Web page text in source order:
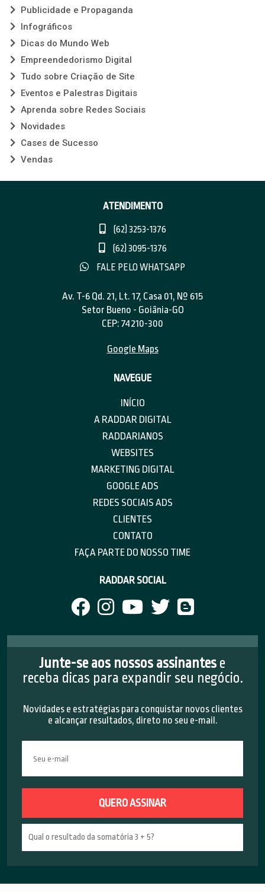
Publicidade e Propaganda
Infográficos
Dicas do Mundo Web
Empreendedorismo Digital
Tudo sobre Criação de Site
Eventos e Palestras Digitais
Aprenda sobre Redes Sociais
Novidades
Cases de Sucesso
Vendas
ATENDIMENTO
(62) 3253-1376
(62) 3095-1376
FALE PELO WHATSAPP
Av. T-6 Qd. 21, Lt. 17, Casa 01, Nº 615
Setor Bueno - Goiânia-GO
CEP: 74210-300
Google Maps
NAVEGUE
INÍCIO
A RADDAR DIGITAL
RADDARIANOS
WEBSITES
MARKETING DIGITAL
GOOGLE ADS
REDES SOCIAIS ADS
CLIENTES
CONTATO
FAÇA PARTE DO NOSSO TIME
RADDAR SOCIAL
Junte-se aos nossos assinantes e
receba dicas para expandir seu negócio.
Novidades e estratégias para conquistar novos clientes
e alcançar resultados, direto no seu e-mail.